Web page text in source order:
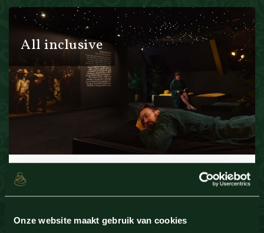
Onze website maakt gebruik van cookies
All inclusive
Hoofdgerecht naar keuze